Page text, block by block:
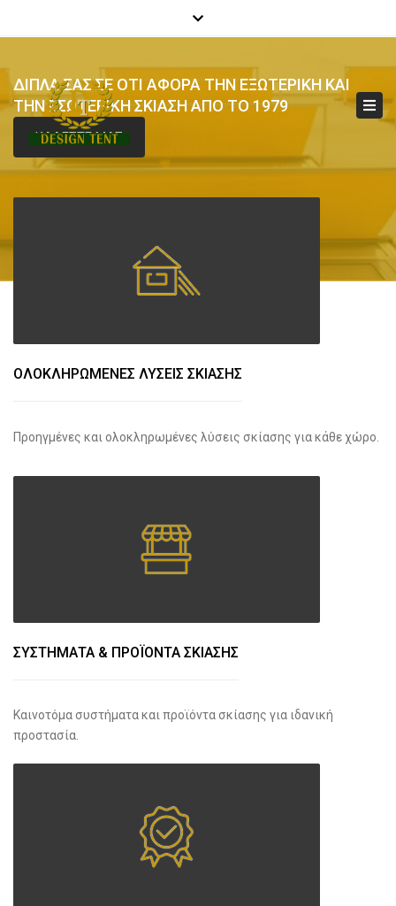
Close
bar
ΔΙΠΛΑ ΣΑΣ ΣΕ ΟΤΙ ΑΦΟΡΑ ΤΗΝ ΕΞΩΤΕΡΙΚΗ ΚΑΙ
ΤΗΝ ΕΣΩΤΕΡΙΚΗ ΣΚΙΑΣΗ ΑΠΟ ΤΟ 1979
ΚΑΛΕΣΤΕ ΜΑΣ
ΟΛΟΚΛΗΡΩΜΕΝΕΣ ΛΥΣΕΙΣ ΣΚΙΑΣΗΣ
Προηγμένες και ολοκληρωμένες λύσεις σκίασης για κάθε χώρο.
ΣΥΣΤΗΜΑΤΑ & ΠΡΟΪΟΝΤΑ ΣΚΙΑΣΗΣ
Καινοτόμα συστήματα και προϊόντα σκίασης για ιδανική
προστασία.